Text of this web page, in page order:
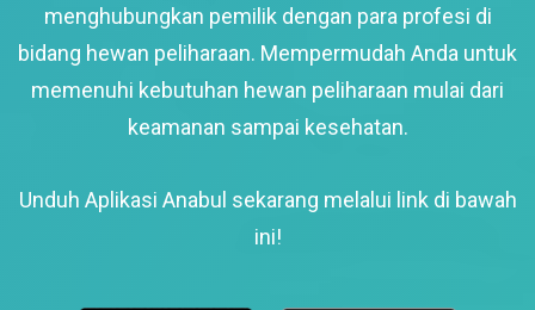
menghubungkan pemilik dengan para profesi di
bidang hewan peliharaan. Mempermudah Anda untuk
memenuhi kebutuhan hewan peliharaan mulai dari
keamanan sampai kesehatan.
Unduh Aplikasi Anabul sekarang melalui link di bawah
ini!